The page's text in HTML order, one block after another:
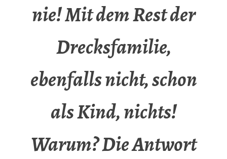
nie! Mit dem Rest der
Drecksfamilie,
ebenfalls nicht, schon
als Kind, nichts!
Warum? Die Antwort